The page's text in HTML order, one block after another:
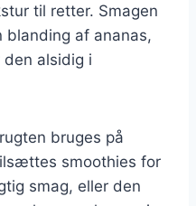
til retter. Smagen
blanding af ananas,
alsidig i
bruges på
smoothies for
smag, eller den